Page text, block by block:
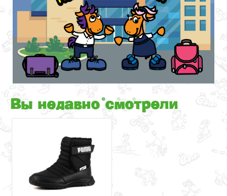
Вы недавно смотрели